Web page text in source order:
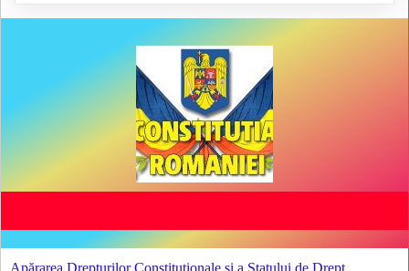
Apărarea Drepturilor Constituționale și a Statului de Drept